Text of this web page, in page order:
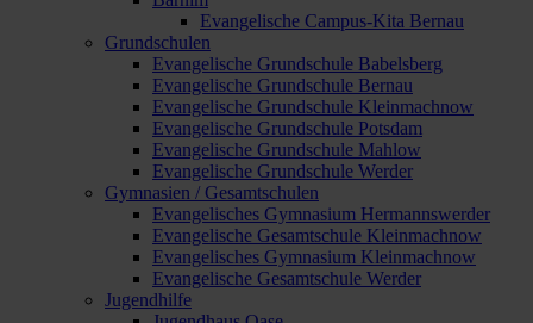
Evangelische Campus-Kita Bernau
Grundschulen
Evangelische Grundschule Babelsberg
Evangelische Grundschule Bernau
Evangelische Grundschule Kleinmachnow
Evangelische Grundschule Potsdam
Evangelische Grundschule Mahlow
Evangelische Grundschule Werder
Gymnasien / Gesamtschulen
Evangelisches Gymnasium Hermannswerder
Evangelische Gesamtschule Kleinmachnow
Evangelisches Gymnasium Kleinmachnow
Evangelische Gesamtschule Werder
Jugendhilfe